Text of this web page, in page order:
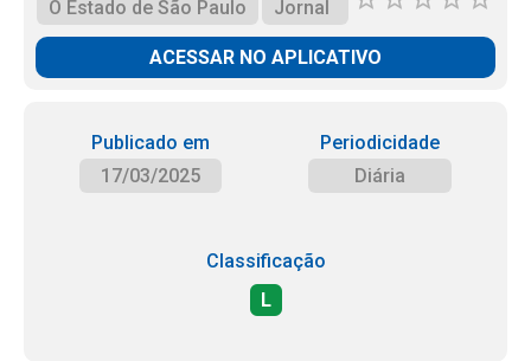
O Estado de São Paulo
Jornal
ACESSAR NO APLICATIVO
Publicado em
17/03/2025
Periodicidade
Diária
Classificação
L